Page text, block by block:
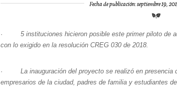
Fecha de publicación: septiembre 19,
· 5 instituciones hicieron posible este primer piloto de
con lo exigido en la resolución CREG 030 de 2018.
· La inauguración del proyecto se realizó en presencia
empresarios de la ciudad, padres de familia y estudiantes